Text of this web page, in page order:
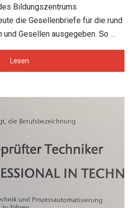
Bildungszentrums
die Gesellenbriefe für die rund
und Gesellen ausgegeben. So …
Lesen